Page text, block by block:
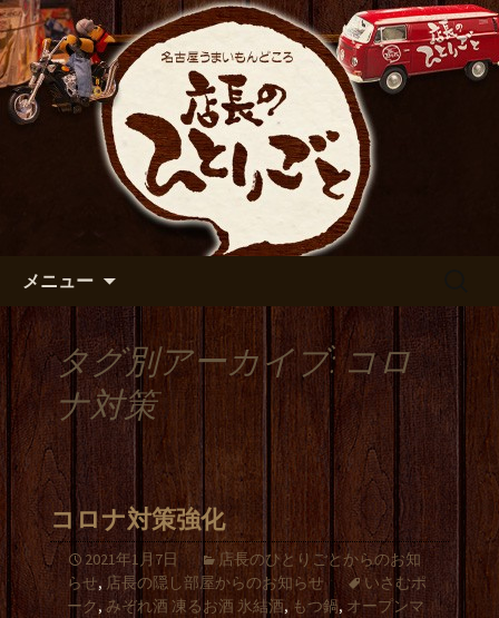
名古屋市伏見の居酒屋【店長の
ひとりごと】のブログ
出張や観光に名古屋めしがおすすめで
す
メニュー
タグ別アーカイブ: コロ
ナ対策
コロナ対策強化
2021年1月7日
店長のひとりごとからのお知
らせ, 店長の隠し部屋からのお知らせ
いさむポ
ーク,みぞれ酒 凍るお酒 氷結酒, もつ鍋, オープンマ